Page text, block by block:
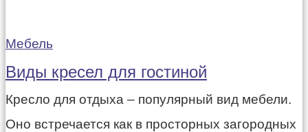
Мебель
Виды кресел для гостиной
Кресло для отдыха – популярный вид мебели.
Оно встречается как в просторных загородных